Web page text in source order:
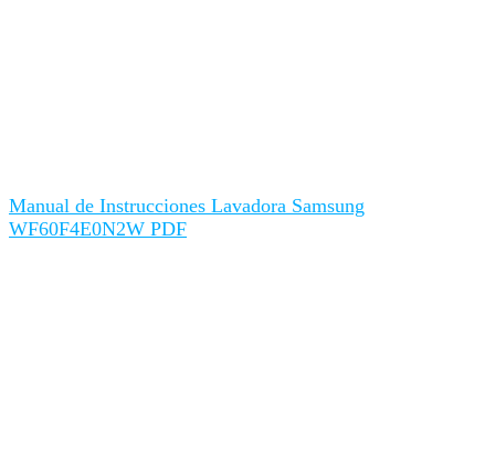
Manual de Instrucciones Lavadora Samsung
WF60F4E0N2W PDF